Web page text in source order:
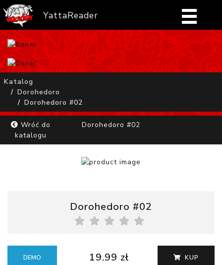
YattaReader
Home
FAQ
Mangi
Katalog
Dorohedoro
Dorohedoro #02
Wróć do
katalogu
Dorohedoro #02
Dorohedoro #02
DEMO 19.99 zł KUP